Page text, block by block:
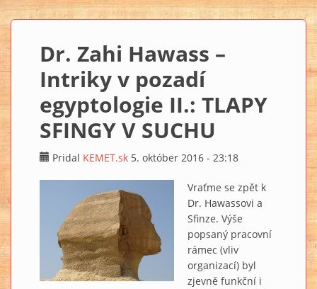
Dr. Zahi Hawass –
Intriky v pozadí
egyptologie II.: TLAPY
SFINGY V SUCHU
Pridal KEMET.sk 5. október 2016 - 23:18
Vraťme se zpět k
Dr. Hawassovi a
Sfinze. Výše
popsaný pracovní
rámec (vliv
organizací) byl
zjevně funkční i